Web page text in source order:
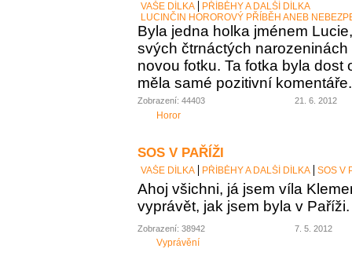
VAŠE DÍLKA
PŘÍBĚHY A DALŠÍ DÍLKA
LUCINČIN HOROROVÝ PŘÍBĚH ANEB
Byla jedna holka jménem
svých čtrnáctých
novou fotku. Ta fotka byla dost
měla samé pozitivní
Zobrazení: 44403 21. 6. 2012
Horor
SOS V PAŘÍŽI
VAŠE DÍLKA PŘÍBĚHY A DALŠÍ DÍLKA SOS V
Ahoj všichni, já jsem víla
vyprávět, jak jsem byla v Paříži.
Zobrazení: 38942 7. 5. 2012
Vyprávění